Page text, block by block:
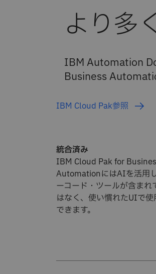
IBM Automation
Business
IBM Cloud Pak参照
統合済み
IBM Cloud Pak for
AutomationにはAIを活用
ーコード・ツールが含まれ
はなく、使い慣れたUIで
できます。